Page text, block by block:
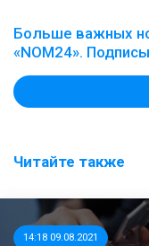
Больше важных
«NOM24».
Читайте также
14:18 09.08.2021